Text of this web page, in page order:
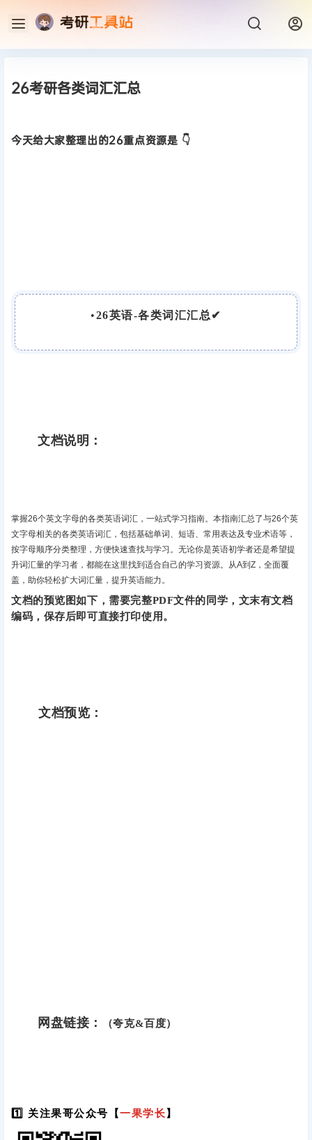
26考研各类词汇汇总
今天给大家整理出的26重点资源是 👇
•26英语-各类词汇汇总✔
文档说明：
掌握26个英文字母的各类英语词汇，一站式学习指南‌。本指南汇总了与26个英
文字母相关的各类英语词汇，包括基础单词、短语、常用表达及专业术语等，
按字母顺序分类整理，方便快速查找与学习。无论你是英语初学者还是希望提
升词汇量的学习者，都能在这里找到适合自己的学习资源。从A到Z，全面覆
盖，助你轻松扩大词汇量，提升英语能力‌。
文档的预览图如下，需要完整PDF文件的同学，文末有文档
编码，保存后即可直接打印使用。
文档预览：
网盘链接： （夸克&百度）
1️⃣ 关注果哥公众号【一果学长】